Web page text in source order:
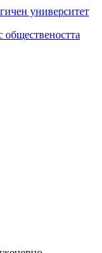
обществеността